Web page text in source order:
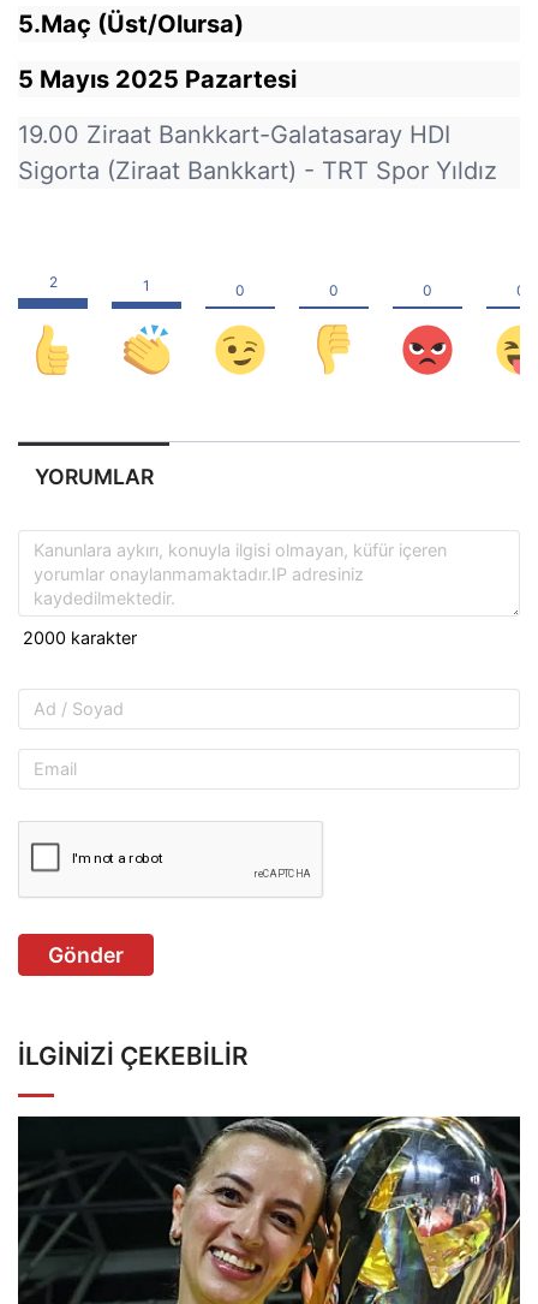
5.Maç (Üst/Olursa)
5 Mayıs 2025 Pazartesi
19.00 Ziraat Bankkart-Galatasaray HDI
Sigorta (Ziraat Bankkart) - TRT Spor Yıldız
YORUMLAR
Gönder
İLGINIZI ÇEKEBILIR